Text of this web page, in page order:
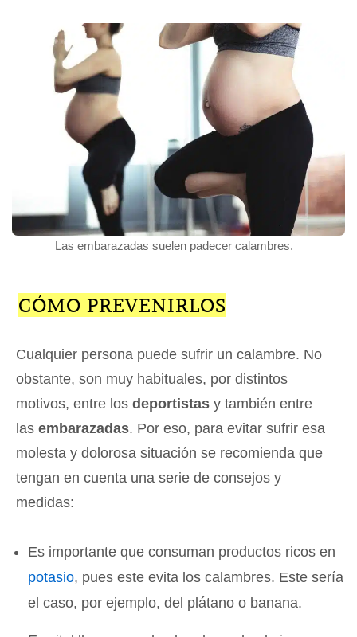
Las embarazadas suelen padecer calambres.
CÓMO PREVENIRLOS
Cualquier persona puede sufrir un calambre. No
obstante, son muy habituales, por distintos
motivos, entre los deportistas y también entre
las embarazadas. Por eso, para evitar sufrir esa
molesta y dolorosa situación se recomienda que
tengan en cuenta una serie de consejos y
medidas:
Es importante que consuman productos ricos en
potasio, pues este evita los calambres. Este sería
el caso, por ejemplo, del plátano o banana.